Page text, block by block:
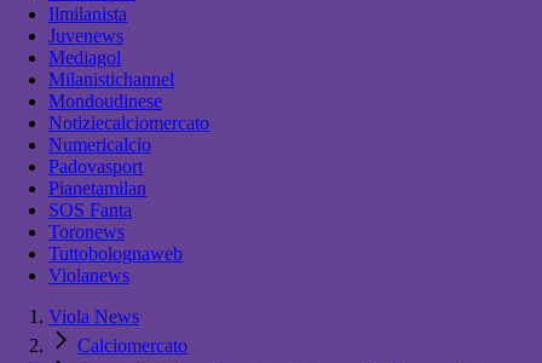
Ilmilanista
Juvenews
Mediagol
Milanistichannel
Mondoudinese
Notiziecalciomercato
Numericalcio
Padovasport
Pianetamilan
SOS Fanta
Toronews
Tuttobolognaweb
Violanews
Viola News
Calciomercato